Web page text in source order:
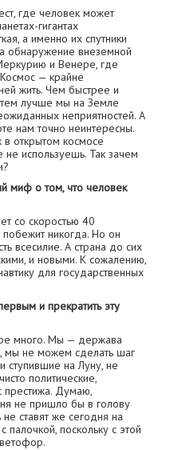
где человек может
гигантах
а именно их спутники
обнаружение внеземной
и Венере, где
— крайне
жить. Чем быстрее и
лучше мы на Земле
неприятностей. А
нам точно неинтересны.
открытом космосе
используешь. Так зачем
миф о том, что человек
со скоростью 40
никогда. Но он
всесилие. А страна до сих
и новыми. К сожалению,
для государственных
и прекратить эту
много. Мы — держава
мы не можем сделать шаг
ступившие на Луну, не
политические,
престижа. Думаю,
не пришло бы в голову
ставят же сегодня на
палочкой, поскольку с этой